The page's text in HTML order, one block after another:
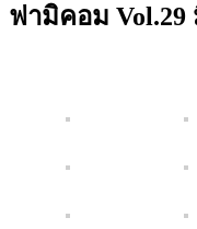
ฟามิคอม Vol.29